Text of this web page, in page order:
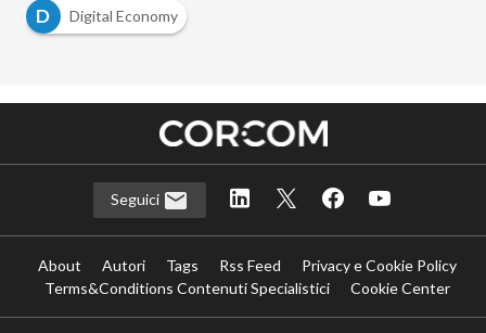
D
Digital Economy
Seguici
About Autori Tags Rss Feed
Privacy e Cookie Policy
Terms&Conditions Contenuti Specialistici
Cookie Center